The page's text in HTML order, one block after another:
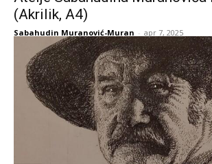
(Akrilik, A4)
Sabahudin Muranović-Muran - apr 7, 2025